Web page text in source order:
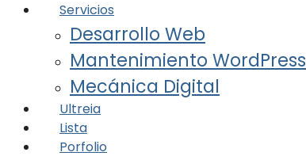
Servicios
Desarrollo Web
Mantenimiento WordPress
Mecánica Digital
Ultreia
Lista
Porfolio